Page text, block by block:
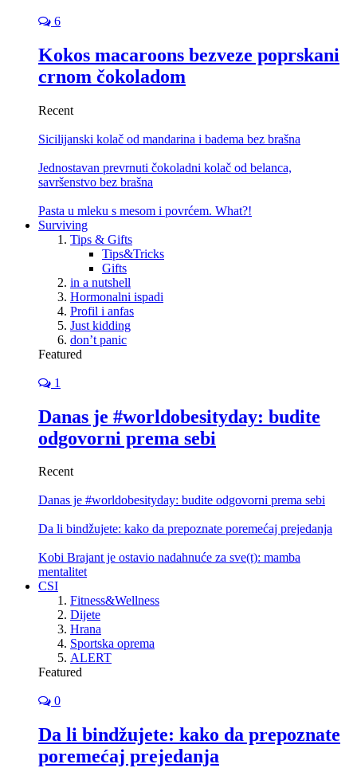
6
Kokos macaroons bezveze poprskani
crnom čokoladom
Recent
Sicilijanski kolač od mandarina i badema bez brašna
Jednostavan prevrnuti čokoladni kolač od belanca,
savršenstvo bez brašna
Pasta u mleku s mesom i povrćem. What?!
Surviving
Tips & Gifts
Tips&Tricks
Gifts
in a nutshell
Hormonalni ispadi
Profil i anfas
Just kidding
don’t panic
Featured
1
Danas je #worldobesityday: budite
odgovorni prema sebi
Recent
Danas je #worldobesityday: budite odgovorni prema sebi
Da li bindžujete: kako da prepoznate poremećaj prejedanja
Kobi Brajant je ostavio nadahnuće za sve(t): mamba
mentalitet
CSI
Fitness&Wellness
Dijete
Hrana
Sportska oprema
ALERT
Featured
0
Da li bindžujete: kako da prepoznate
poremećaj prejedanja